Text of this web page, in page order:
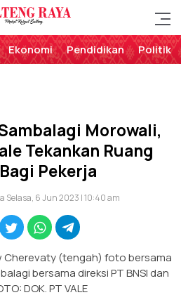
Raya
Rakyat Sulteng
Ekonomi Pendidikan Politik
Morowali,
Tekankan Ruang
Pekerja
Selasa, 6 Jun 2023 | 10:40 am